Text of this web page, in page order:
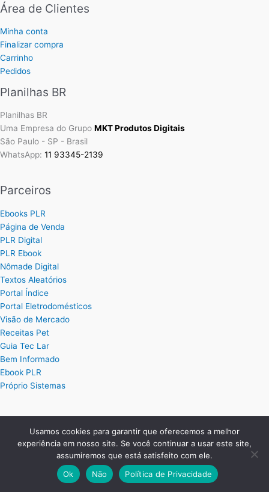
Área de Clientes
Minha conta
Finalizar compra
Carrinho
Pedidos
Planilhas BR
Planilhas BR
Uma Empresa do Grupo MKT Produtos Digitais
São Paulo - SP - Brasil
WhatsApp: 11 93345-2139
Parceiros
Ebooks PLR
Página de Venda
PLR Digital
PLR Ebook
Nômade Digital
Textos Aleatórios
Portal Índice
Portal Eletrodomésticos
Visão de Mercado
Receitas Pet
Guia Tec Lar
Bem Informado
Ebook PLR
Próprio Sistemas
Posts
Planilha Excel de Cálculo de Hora Extra
Planilha Excel para Plano de Cargos e Salários
Planilha de Ordem de Serviço Completa
Planilha de Controle de Treinamentos
Usamos cookies para garantir que oferecemos a melhor
experiência em nosso site. Se você continuar a usar este site,
assumiremos que está satisfeito com ele.
Ok
Não Política de Privacidade